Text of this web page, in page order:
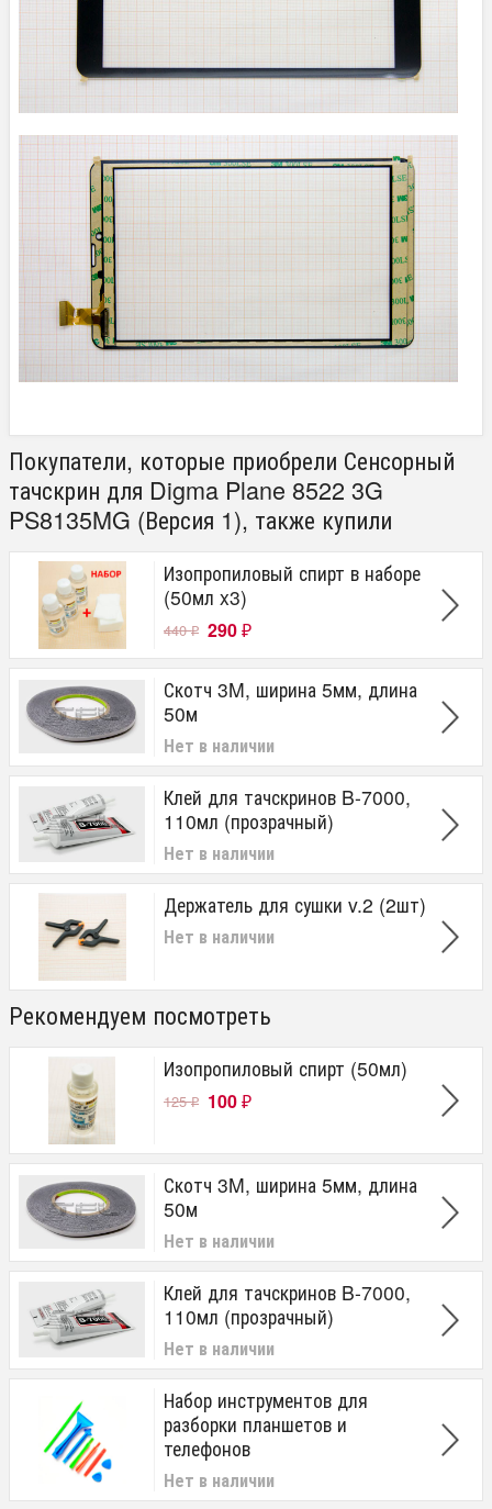
Покупатели, которые приобрели Сенсорный
тачскрин для Digma Plane 8522 3G
PS8135MG (Версия 1), также купили
Изопропиловый спирт в наборе
(50мл x3)
440₽ 290 ₽
Скотч 3M, ширина 5мм, длина
50м
Нет в наличии
Клей для тачскринов B-7000,
110мл (прозрачный)
Нет в наличии
Держатель для сушки v.2 (2шт)
Нет в наличии
Рекомендуем посмотреть
Изопропиловый спирт (50мл)
125₽ 100 ₽
Скотч 3M, ширина 5мм, длина
50м
Нет в наличии
Клей для тачскринов B-7000,
110мл (прозрачный)
Нет в наличии
Набор инструментов для
разборки планшетов и
телефонов
Нет в наличии